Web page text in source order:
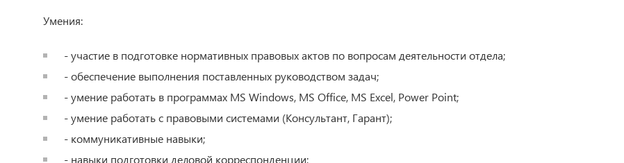
Умения:
- участие в подготовке нормативных правовых актов по вопросам деятельности отдела;
- обеспечение выполнения поставленных руководством задач;
- умение работать в программах MS Windows, MS Office, MS Excel, Power Point;
- умение работать с правовыми системами (Консультант, Гарант);
- коммуникативные навыки;
- навыки подготовки деловой корреспонденции;